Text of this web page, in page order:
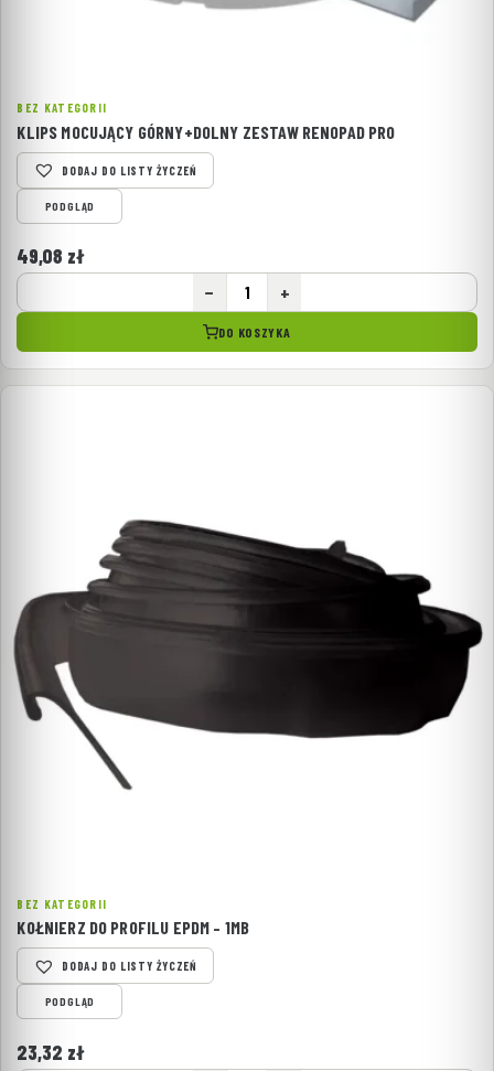
BEZ KATEGORII
KLIPS MOCUJĄCY GÓRNY+DOLNY ZESTAW RENOPAD PRO
DODAJ DO LISTY ŻYCZEŃ
PODGLĄD
49,08 zł
− +
DO KOSZYKA
BEZ KATEGORII
KOŁNIERZ DO PROFILU EPDM – 1MB
DODAJ DO LISTY ŻYCZEŃ
PODGLĄD
23,32 zł